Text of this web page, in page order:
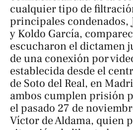
cualquier tipo de
principales condenados,
y Koldo García,
escucharon el dictamen
de una conexión por
establecida desde el
de Soto del Real, en
ambos cumplen prisión
el pasado 27 de
Víctor de Aldama, quien